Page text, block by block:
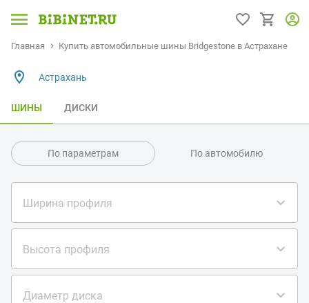
Главная Купить автомобильные шины Bridgestone в Астрахане
Астрахань
ШИНЫ ДИСКИ
По параметрам По автомобилю
Ширина профиля
Высота профиля
Диаметр диска